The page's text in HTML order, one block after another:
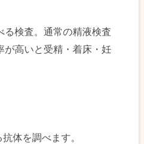
る検査。通常の精液検査
が高いと受精・着床・妊
体を調べます。